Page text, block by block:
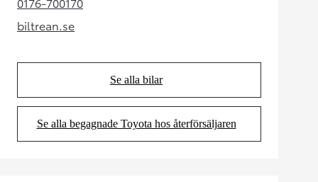
(Opens in new tab)
biltrean.se(Opens in new tab)
Se alla bilar
(Opens in new tab)
Se alla begagnade Toyota hos återförsäljaren
(Opens in new tab)